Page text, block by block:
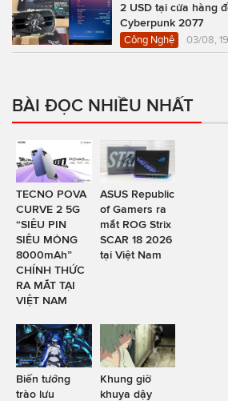
2 USD tại cửa hàng
Cyberpunk 2077
Công Nghệ 03/08,
BÀI ĐỌC NHIỀU NHẤT
TECNO POVA
CURVE 2 5G
“SIÊU PIN
SIÊU MỎNG
8000mAh”
CHÍNH THỨC
RA MẮT TẠI
VIỆT NAM
ASUS Republic
of Gamers ra
mắt ROG Strix
SCAR 18 2026
tại Việt Nam
Biến tướng
trào lưu
Khung giờ
khuya dậy